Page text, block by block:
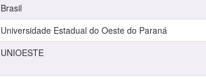
Brasil
Universidade Estadual do Oeste do Paraná
UNIOESTE